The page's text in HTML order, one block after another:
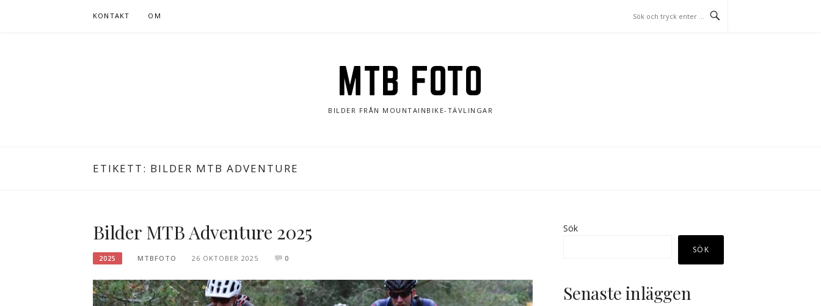
KONTAKT OM
MTB FOTO
BILDER FRÅN MOUNTAINBIKE-TÄVLINGAR
ETIKETT: BILDER MTB ADVENTURE
Bilder MTB Adventure 2025
2025 MTBFOTO 26 OKTOBER 2025 0
Sök
SÖK
Senaste inläggen